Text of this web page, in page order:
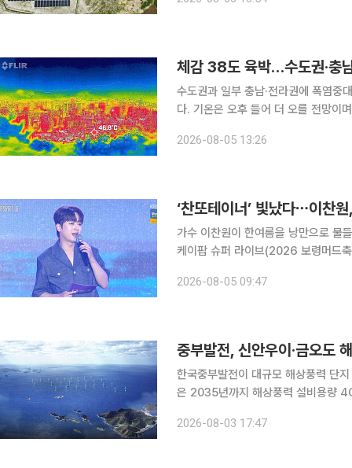
천면 오포리 청년회관에서 ‘오포리
체감 38도 육박…수도권·충
수도권과 일부 충남·전라권에 폭염중
다. 기온은 오후 들어 더 오를 전망이
는 경기 김포와 여주 금사에서 각각
2026-08-05 13:26
‘찬또테이너’ 빛났다⋯이찬
가수 이찬원이 한여름을 낭만으로 물들였다. 이찬원은 4일 방송된 KBS 2TV
케이팝 슈퍼 라이브(2026 보령머드
물론, 관객들과 소통하며 안정적인 진
2026-08-05 09:47
중부발전, 신안우이·금오도
한국중부발전이 대규모 해상풍력 단
은 2035년까지 해상풍력 설비용량
있다. 가장 주목받는 앵커 사업은
2026-08-03 17:47